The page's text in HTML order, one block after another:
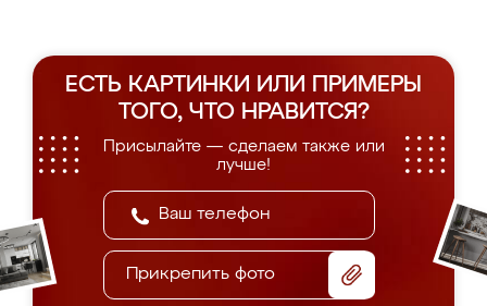
ЕСТЬ КАРТИНКИ ИЛИ ПРИМЕРЫ
ТОГО, ЧТО НРАВИТСЯ?
Присылайте — сделаем также или
лучше!
Прикрепить фото